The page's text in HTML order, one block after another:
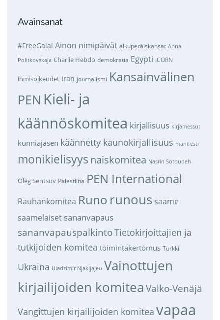
Avainsanat
#FreeGalal Ainon nimipäivät alkuperäiskansat Anna
Politkovskaja Charlie Hebdo demokratia Egypti ICORN
ihmisoikeudet Iran journalismi Kansainvälinen
PEN Kieli- ja
käännöskomitea kirjallisuus kirjamessut
kunniajäsen käännetty kaunokirjallisuus manifesti
monikielisyys naiskomitea Nasrin Sotoudeh
Oleg Sentsov Palestiina PEN International
Rauhankomitea Runo runous saame
saamelaiset sananvapaus
sananvapauspalkintoTietokirjoittajien ja
tutkijoiden komitea toimintakertomus Turkki
Ukraina Uladzimir Njakljajeu Vainottujen
kirjailijoiden komitea Valko-Venäjä
Vangittujen kirjailijoiden komitea vapaa